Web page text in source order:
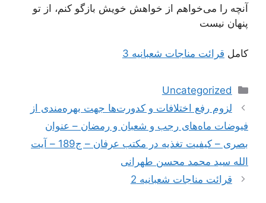
آنچه را می‌خواهم از خواهش خویش بازگو کنم، از تو
پنهان نیست
کامل قرائت مناجات شعبانیه 3
دسته‌ها
Uncategorized
ناوبری
نوشته‌ها
لزوم رفع اختلافات و کدورت‌ها جهت بهره‌مندی از
فیوضات ماه‌های رجب و شعبان و رمضان – عنوان
بصری – کیفیت تغذیه در مکتب عرفان – ج189 – آیت‌
الله سید محمد محسن طهرانی
قرائت مناجات شعبانیه 2